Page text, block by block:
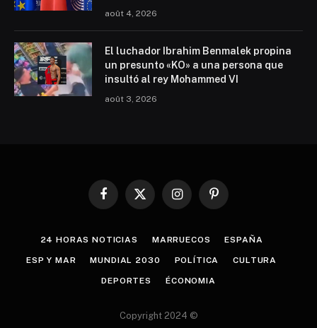
août 4, 2026
El luchador Ibrahim Benmalek propina
un presunto «KO» a una persona que
insultó al rey Mohammed VI
août 3, 2026
Facebook
X
InstagramPinterest
24 HORAS NOTICIAS MARRUECOS ESPAÑA
ESP Y MAR MUNDIAL 2030 POLÍTICA CULTURA
DEPORTES ÉCONOMIA
Copyright 2024 ©